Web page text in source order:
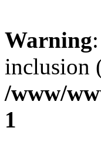
Warning
inclusion
/www/
1